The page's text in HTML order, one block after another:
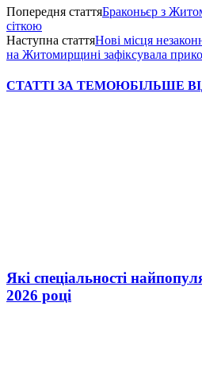
Попередня статтяБраконьєр з
сіткою
Наступна статтяНові місця
на Житомирщині зафіксувала
СТАТТІ ЗА ТЕМОЮБІЛЬШЕ
Які спеціальності
2026 році